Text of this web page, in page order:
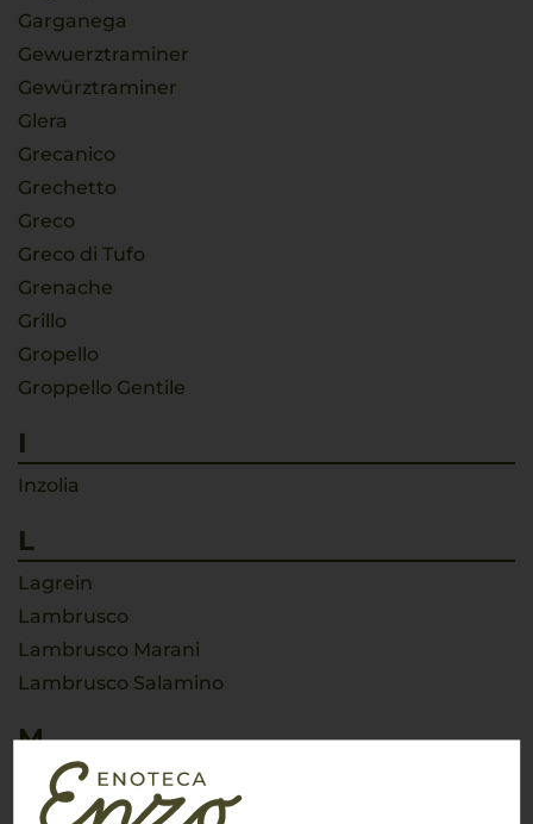
Garganega
Gewuerztraminer
Gewürztraminer
Glera
Grecanico
Grechetto
Greco
Greco di Tufo
Grenache
Grillo
Gropello
Groppello Gentile
I
Inzolia
L
Lagrein
Lambrusco
Lambrusco Marani
Lambrusco Salamino
M
Malvasía
Malvasia bianca di Candia